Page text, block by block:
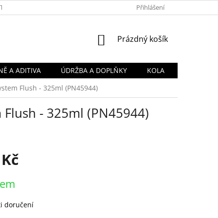
PODMÍNKY OCHRANY OSOBNÍCH
Přihlášení
NÁKUPNÍ
Prázdný košík
A ADITIVA ÚDRŽBA A DOPLŇKY
KOLA
Flush - 325ml (PN45944)
- 325ml (PN45944)
doručení